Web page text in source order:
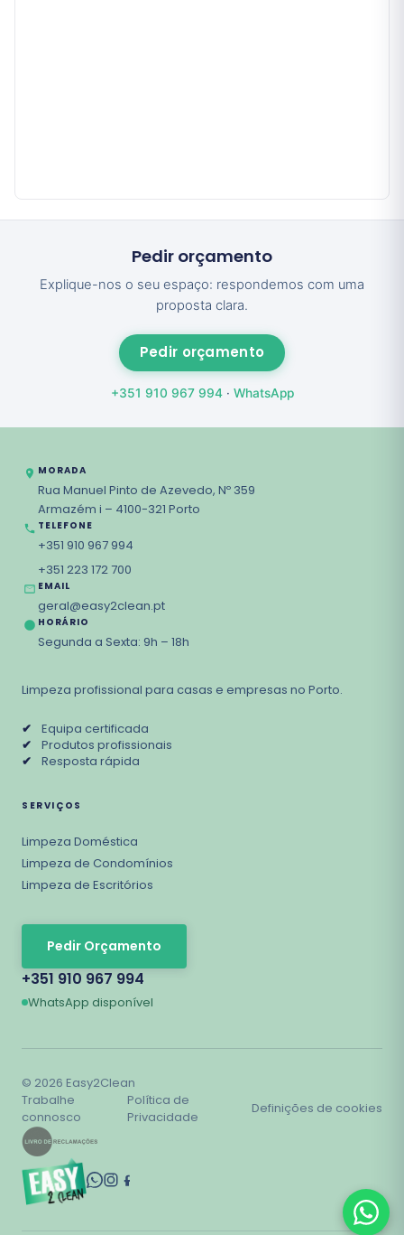
Pedir orçamento
Explique-nos o seu espaço: respondemos com uma
proposta clara.
Pedir orçamento
+351 910 967 994· WhatsApp
MORADA
Rua Manuel Pinto de Azevedo, Nº 359
Armazém i – 4100-321 Porto
TELEFONE
+351 910 967 994
+351 223 172 700
EMAIL
geral@easy2clean.pt
HORÁRIO
Segunda a Sexta: 9h – 18h
Limpeza profissional para casas e empresas no Porto.
✔
Equipa certificada
✔
Produtos profissionais
✔
Resposta rápida
SERVIÇOS
Limpeza Doméstica
Limpeza de Condomínios
Limpeza de Escritórios
Pedir Orçamento
+351 910 967 994
WhatsApp disponível
© 2026 Easy2Clean
Trabalhe
connosco
Política de
Privacidade
Definições de cookies